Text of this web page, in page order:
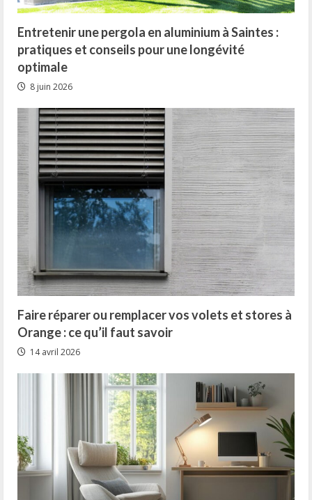
Entretenir une pergola en aluminium à Saintes :
pratiques et conseils pour une longévité
optimale
8 juin 2026
Faire réparer ou remplacer vos volets et stores à
Orange : ce qu’il faut savoir
14 avril 2026